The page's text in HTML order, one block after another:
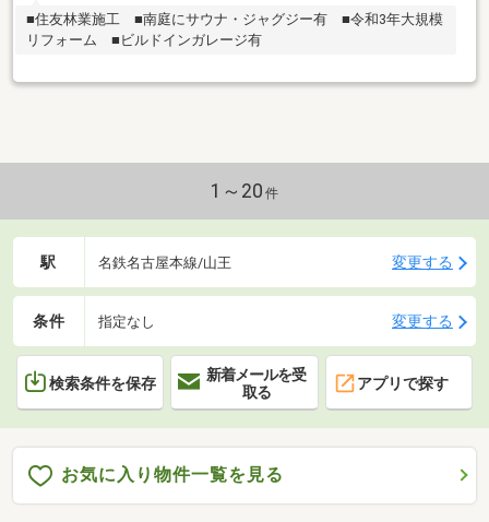
■住友林業施工 ■南庭にサウナ・ジャグジー有 ■令和3年大規模
リフォーム ■ビルドインガレージ有
1～20 件
駅 名鉄名古屋本線/山王 変更する
条件 指定なし 変更する
検索条件を保存
新着メールを受
取る
アプリで探す
お気に入り物件一覧を見る